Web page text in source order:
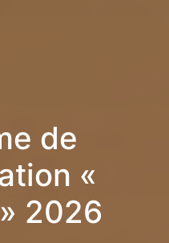
de
«
2026